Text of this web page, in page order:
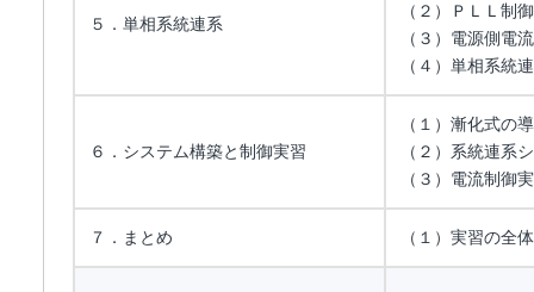
５．単相系統連系
（２）ＰＬＬ制御
（３）電源側電
（４）単相系統
６．システム構築と制御実習
（１）漸化式の
（２）系統連系
（３）電流制御
７．まとめ （１）実習の全